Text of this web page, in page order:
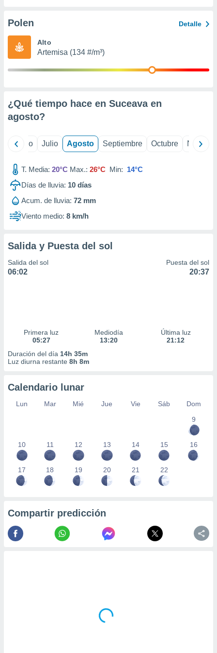
e
mediante
de
1199
Polen Detalle
Alto
Artemisa (134 #/m³)
¿Qué tiempo hace en Suceava en
agosto?
Junio Julio Agosto Septiembre Octubre
T. Media: 20°C Max.: 26°C Min: 14°C
Días de lluvia: 10 días
Acum. de lluvia: 72 mm
Viento medio: 8 km/h
Salida y Puesta del sol
Salida del sol
06:02
Puesta del sol
20:37
Primera luz
05:27
Mediodía
13:20
Última luz
21:12
Duración del día 14h 35m
Luz diurna restante 8h 8m
Calendario lunar
Lun Mar Mié Jue Vie Sáb
Dom
9
10 11 12 13 14 15 16
17 18 19 20 21 22
Compartir predicción